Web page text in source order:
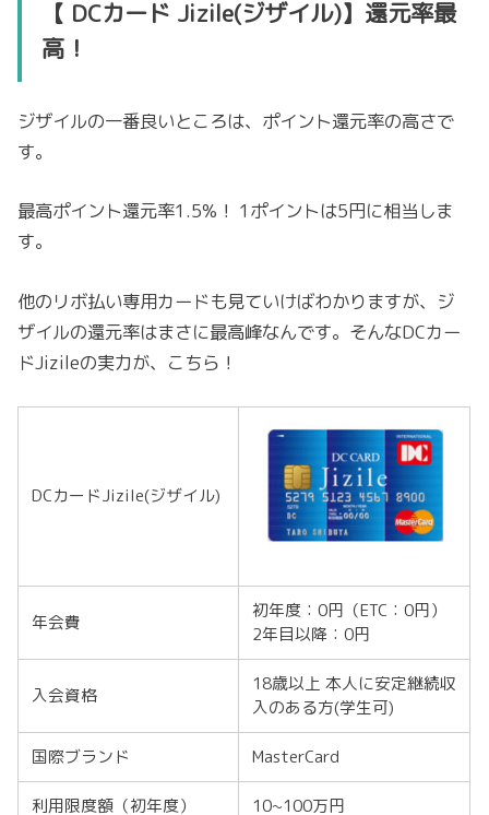
【 DCカード Jizile(ジザイル)】還元率最
高！
ジザイルの一番良いところは、ポイント還元率の高さで
す。
最高ポイント還元率1.5%！ 1ポイントは5円に相当しま
す。
他のリボ払い専用カードも見ていけばわかりますが、ジ
ザイルの還元率はまさに最高峰なんです。そんなDCカー
ドJizileの実力が、こちら！
DCカードJizile(ジザイル)
年会費
初年度：0円（ETC：0円）
2年目以降：0円
入会資格
18歳以上 本人に安定継続収
入のある方(学生可)
国際ブランド MasterCard
利用限度額（初年度） 10~100万円